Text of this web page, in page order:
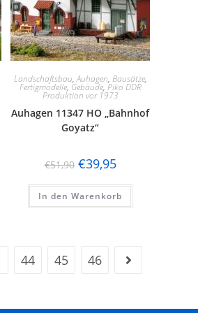
Landschaftsbau,Auhagen, Bausätze,
Fertigmodelle, Gebäude, Piko DDR
Produktion vor 1973
Auhagen 11347 HO „Bahnhof
Goyatz“
€51,90 €39,95
In den Warenkorb
44 45 46